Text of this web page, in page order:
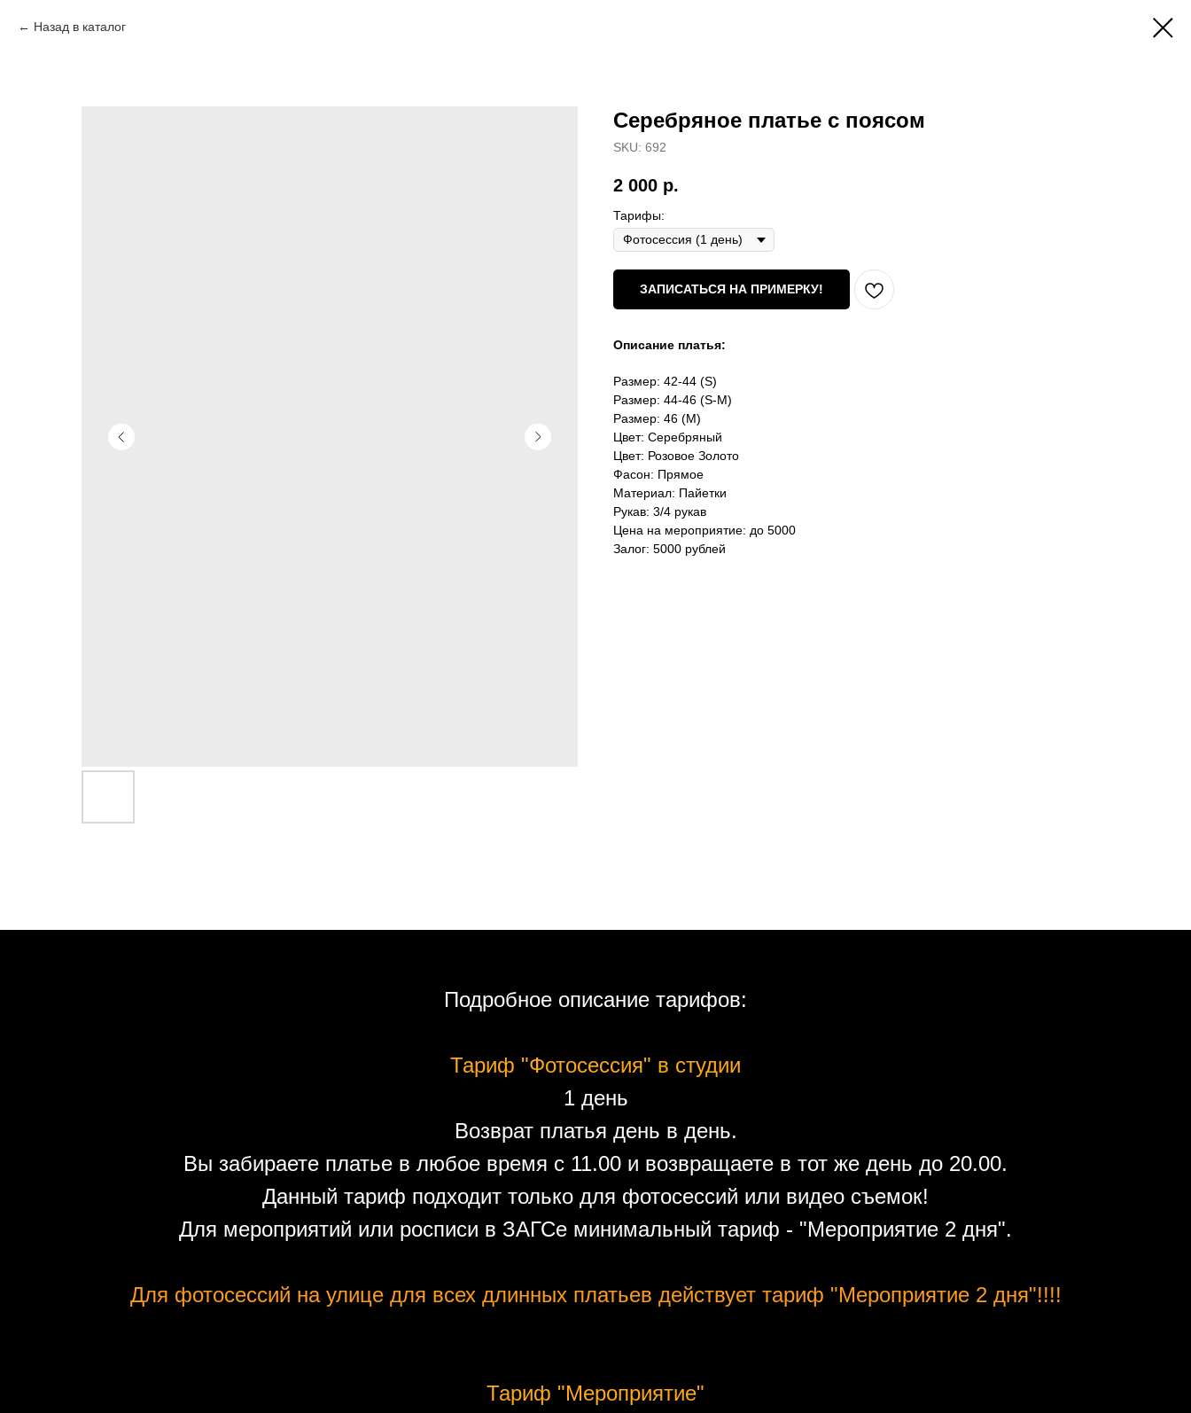
Назад в каталог
Серебряное платье с поясом
SKU: 692
2 000 р.
Тарифы:
ЗАПИСАТЬСЯ НА ПРИМЕРКУ!
Описание платья:
Размер: 42-44 (S)
Размер: 44-46 (S-M)
Размер: 46 (М)
Цвет: Серебряный
Цвет: Розовое Золото
Фасон: Прямое
Материал: Пайетки
Рукав: 3/4 рукав
Цена на мероприятие: до 5000
Залог: 5000 рублей
Подробное описание тарифов:
Тариф "Фотосессия" в студии
1 день
Возврат платья день в день.
Вы забираете платье в любое время с 11.00 и возвращаете в тот же день до 20.00.
Данный тариф подходит только для фотосессий или видео съемок!
Для мероприятий или росписи в ЗАГСе минимальный тариф - "Мероприятие 2 дня".
Для фотосессий на улице для всех длинных платьев действует тариф "Мероприятие 2 дня"!!!!
Тариф "Мероприятие"